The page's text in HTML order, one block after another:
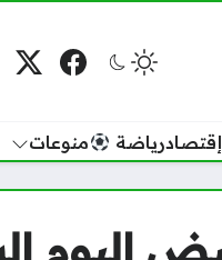
فيسبوك
إقتصادرياضة منوعات